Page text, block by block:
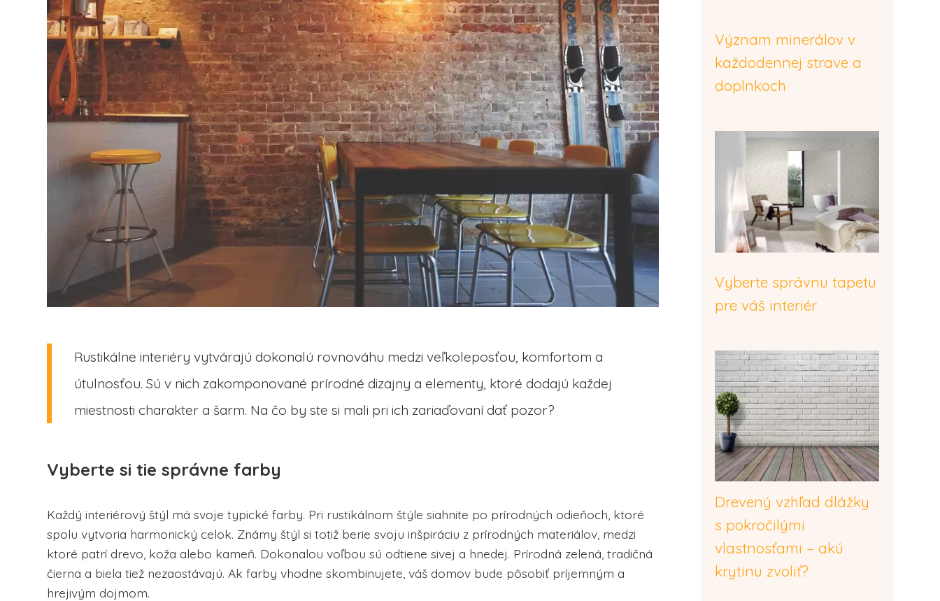
Rustikálne interiéry vytvárajú dokonalú rovnováhu medzi veľkoleposťou, komfortom a
útulnosťou. Sú v nich zakomponované prírodné dizajny a elementy, ktoré dodajú každej
miestnosti charakter a šarm. Na čo by ste si mali pri ich zariaďovaní dať pozor?
Vyberte si tie správne farby
Každý interiérový štýl má svoje typické farby. Pri rustikálnom štýle siahnite po prírodných odieňoch, ktoré
spolu vytvoria harmonický celok. Známy štýl si totiž berie svoju inšpiráciu z prírodných materiálov, medzi
ktoré patrí drevo, koža alebo kameň. Dokonalou voľbou sú odtiene sivej a hnedej. Prírodná zelená, tradičná
čierna a biela tiež nezaostávajú. Ak farby vhodne skombinujete, váš domov bude pôsobiť príjemným a
hrejivým dojmom.
Význam minerálov v
každodennej strave a
doplnkoch
Vyberte správnu tapetu
pre váš interiér
Drevený vzhľad dlážky
s pokročilými
vlastnosťami – akú
krytinu zvoliť?